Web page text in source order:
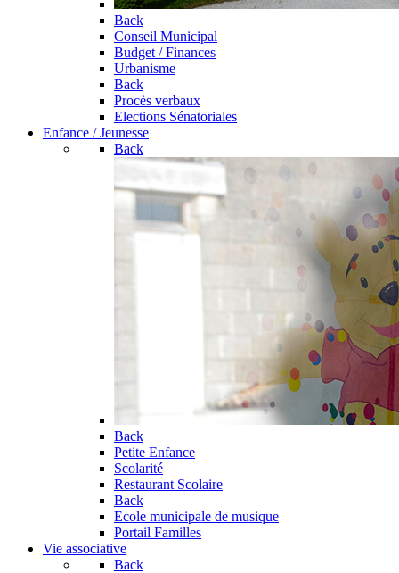
Back
Conseil Municipal
Budget / Finances
Urbanisme
Back
Procès verbaux
Elections Sénatoriales
Enfance / Jeunesse
Back
Back
Petite Enfance
Scolarité
Restaurant Scolaire
Back
Ecole municipale de musique
Portail Familles
Vie associative
Back